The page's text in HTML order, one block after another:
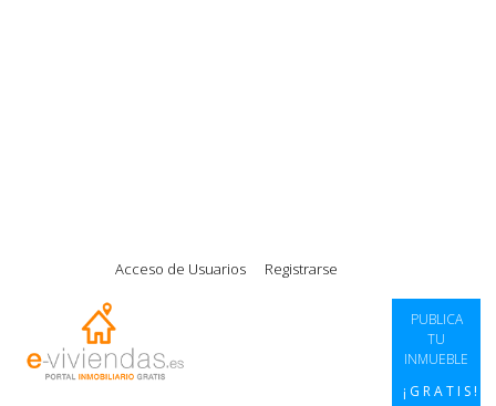
Acceso de Usuarios Registrarse
PUBLICA
TU
INMUEBLE
¡GRATIS!